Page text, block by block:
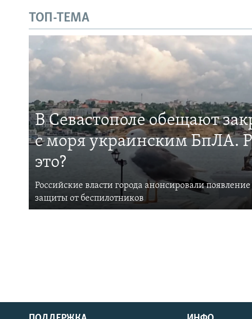
ТОП-ТЕМА
В Севастополе обещают
с моря украинским БпЛА.
это?
Российские власти города анонсировали
защиты от беспилотников